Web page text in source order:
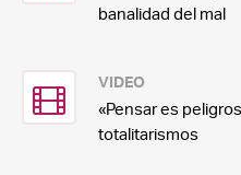
banalidad del mal
VIDEO
«Pensar es
totalitarismos